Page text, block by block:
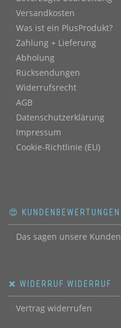
Versandkosten
Was ist ein PlusProdukt?
Zahlung + Lieferung
Abholung
Rücksendungen
Widerrufsrecht
AGB
Datenschutzerklärung
Impressum
Cookie-Richtlinie (EU)
😍 KUNDENBEWERTUNGEN
Das sagen unsere Kunden
❌ WIDERRUF WIDERRUF
Vertrag widerrufen